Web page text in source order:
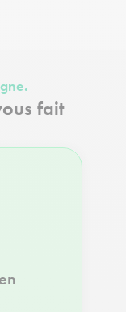
fait